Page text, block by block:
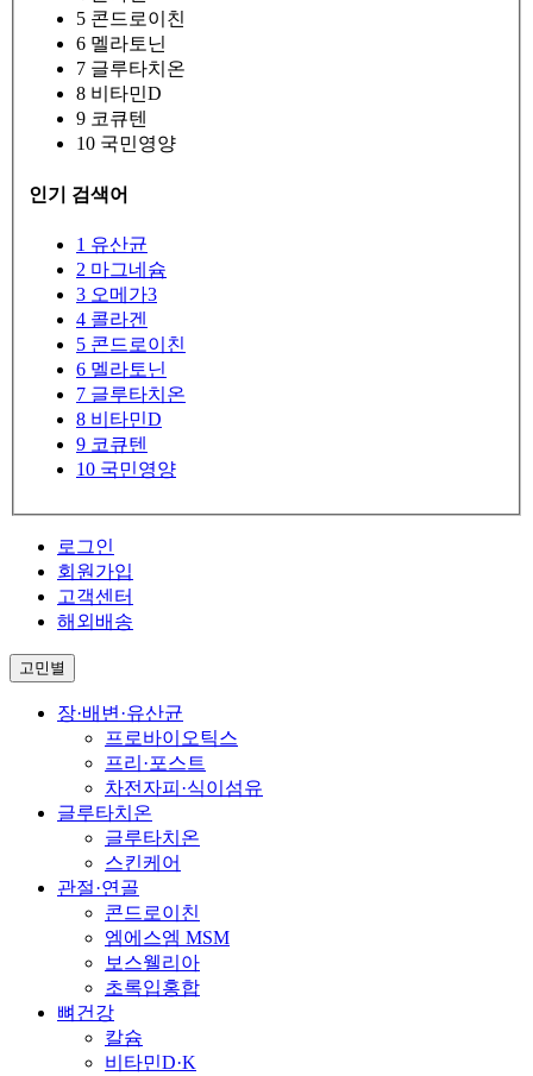
5 콘드로이친
6 멜라토닌
7 글루타치온
8 비타민D
9 코큐텐
10 국민영양
인기 검색어
1 유산균
2 마그네슘
3 오메가3
4 콜라겐
5 콘드로이친
6 멜라토닌
7 글루타치온
8 비타민D
9 코큐텐
10 국민영양
로그인
회원가입
고객센터
해외배송
고민별
장·배변·유산균
프로바이오틱스
프리·포스트
차전자피·식이섬유
글루타치온
글루타치온
스킨케어
관절·연골
콘드로이친
엠에스엠 MSM
보스웰리아
초록입홍합
뼈건강
칼슘
비타민D·K